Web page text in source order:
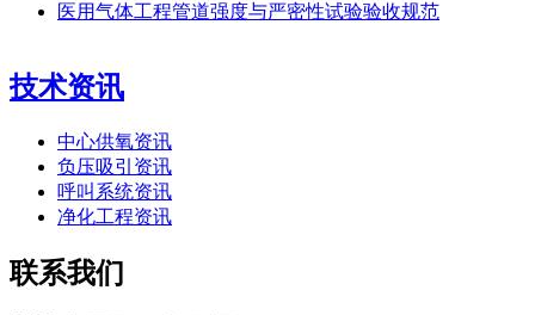
医用气体工程管道强度与严密性试验验收规范
技术资讯
中心供氧资讯
负压吸引资讯
呼叫系统资讯
净化工程资讯
联系我们